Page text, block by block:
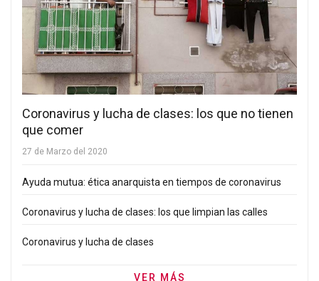
Coronavirus y lucha de clases: los que no tienen
que comer
27 de Marzo del 2020
Ayuda mutua: ética anarquista en tiempos de coronavirus
Coronavirus y lucha de clases: los que limpian las calles
Coronavirus y lucha de clases
VER MÁS